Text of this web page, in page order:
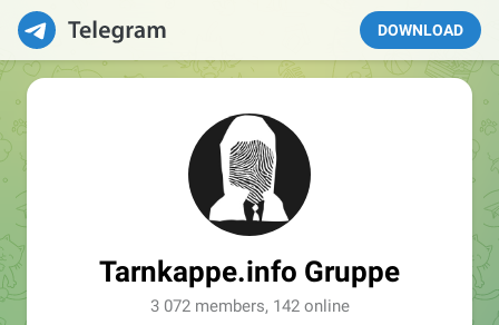
DOWNLOAD
Tarnkappe.info Gruppe
3 072 members, 142 online